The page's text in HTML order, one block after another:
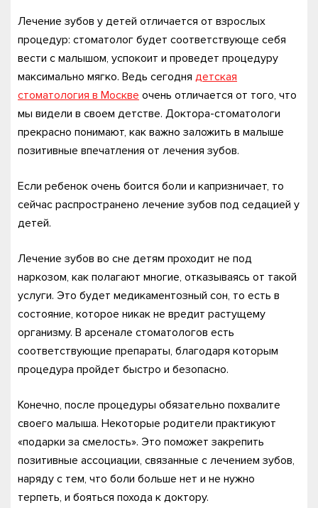
Лечение зубов у детей отличается от взрослых
процедур: стоматолог будет соответствующе себя
вести с малышом, успокоит и проведет процедуру
максимально мягко. Ведь сегодня детская
стоматология в Москве очень отличается от того, что
мы видели в своем детстве. Доктора-стоматологи
прекрасно понимают, как важно заложить в малыше
позитивные впечатления от лечения зубов.
Если ребенок очень боится боли и капризничает, то
сейчас распространено лечение зубов под седацией у
детей.
Лечение зубов во сне детям проходит не под
наркозом, как полагают многие, отказываясь от такой
услуги. Это будет медикаментозный сон, то есть в
состояние, которое никак не вредит растущему
организму. В арсенале стоматологов есть
соответствующие препараты, благодаря которым
процедура пройдет быстро и безопасно.
Конечно, после процедуры обязательно похвалите
своего малыша. Некоторые родители практикуют
«подарки за смелость». Это поможет закрепить
позитивные ассоциации, связанные с лечением зубов,
наряду с тем, что боли больше нет и не нужно
терпеть, и бояться похода к доктору.